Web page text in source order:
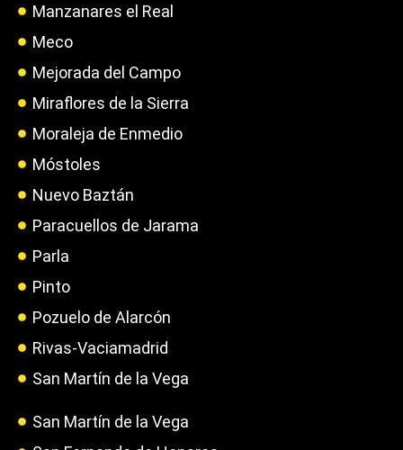
Manzanares el Real
Meco
Mejorada del Campo
Miraflores de la Sierra
Moraleja de Enmedio
Móstoles
Nuevo Baztán
Paracuellos de Jarama
Parla
Pinto
Pozuelo de Alarcón
Rivas-Vaciamadrid
San Martín de la Vega
San Martín de la Vega